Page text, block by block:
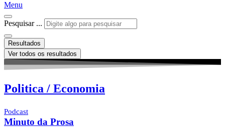
Menu
Pesquisar ...
Resultados
Ver todos os resultados
Politica / Economia
Podcast
Minuto da Prosa